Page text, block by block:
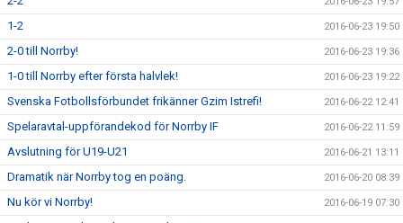
1-2 2016-06-23 19:50
2-0 till Norrby! 2016-06-23 19:36
1-0 till Norrby efter första halvlek! 2016-06-23 19:22
Svenska Fotbollsförbundet frikänner Gzim Istrefi! 2016-06-22 12:41
Spelaravtal-uppförandekod för Norrby IF 2016-06-22 11:59
Avslutning för U19-U21 2016-06-21 13:11
Dramatik när Norrby tog en poäng. 2016-06-20 08:39
Nu kör vi Norrby! 2016-06-19 07:30